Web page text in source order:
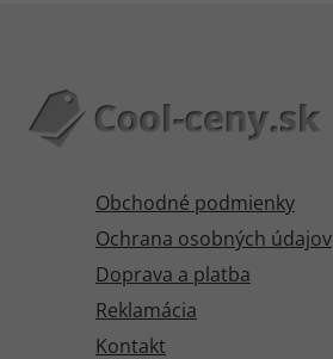
Obchodné podmienky
Ochrana osobných údajov
Doprava a platba
Reklamácia
Kontakt